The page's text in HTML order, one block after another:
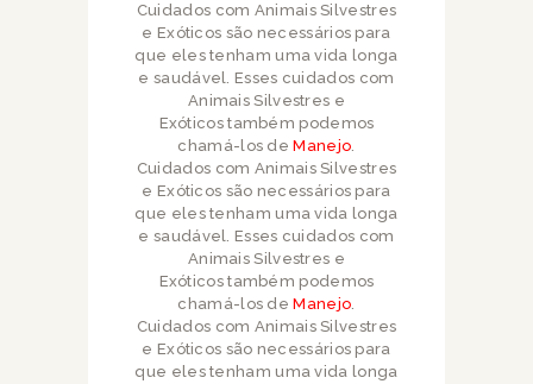
Cuidados com Animais Silvestres
e Exóticos são necessários para
que eles tenham uma vida longa
e saudável. Esses cuidados com
Animais Silvestres e
Exóticos também podemos
chamá-los deManejo.
Cuidados com Animais Silvestres
e Exóticos são necessários para
que eles tenham uma vida longa
e saudável. Esses cuidados com
Animais Silvestres e
Exóticos também podemos
chamá-los deManejo.
Cuidados com Animais Silvestres
e Exóticos são necessários para
que eles tenham uma vida longa